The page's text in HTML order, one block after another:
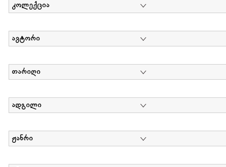
კოლექცია
ავტორი
თარიღი
ადგილი
ჟანრი